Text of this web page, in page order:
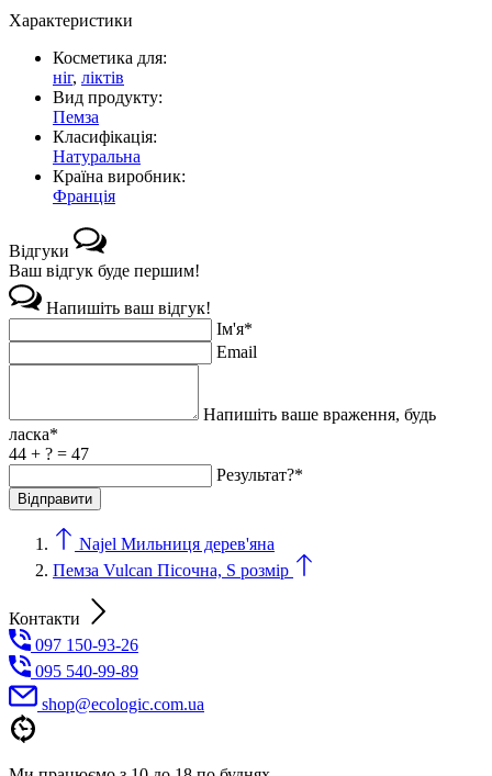
Характеристики
Косметика для:
ніг, ліктів
Вид продукту:
Пемза
Класифікація:
Натуральна
Країна виробник:
Франція
Відгуки
Ваш відгук буде першим!
Напишіть ваш відгук!
Ім'я*
Email
Напишіть ваше враження, будь
ласка*
44 + ? = 47
Результат?*
Najel Мильниця дерев'яна
Пемза Vulcan Пісочна, S розмір
Контакти
097 150-93-26
095 540-99-89
shoр@ecologic.com.ua